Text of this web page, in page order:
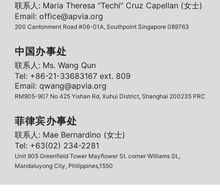
联系人: Maria Theresa “Techi” Cruz Capellan (女士)
Email: office@apvia.org
200 Cantonment Road #06-01A, Southpoint Singapore 089763
中国办事处
联系人: Ms. Wang Qun
Tel: +86-21-33683167 ext. 809
Email: qwang@apvia.org
RM905-907 No 425 Yishan Rd, Xuhui District, Shanghai 200235 PRC
菲律宾办事处
联系人: Mae Bernardino (女士)
Tel: +63(02) 234-2281
Unit 905 Greenfield Tower Mayflower St. corner Williams St.,
Mandaluyong City, Philippines,1550